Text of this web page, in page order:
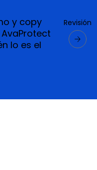
y copy
lo es el
Revisión